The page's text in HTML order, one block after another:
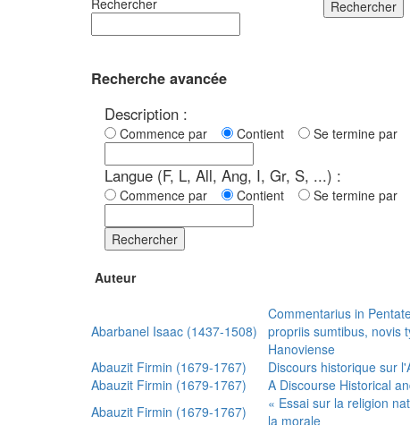
Rechercher
Recherche avancée
Description :
Commence par Contient Se termine par
Langue (F, L, All, Ang, I, Gr, S, ...) :
Commence par Contient Se termine par
Rechercher
Auteur
Abarbanel Isaac (1437-1508)
Commentarius in
propriis sumtibus, novis
Hanoviense
Abauzit Firmin (1679-1767)
Discours historique sur
Abauzit Firmin (1679-1767)
A Discourse Historical
Abauzit Firmin (1679-1767)
« Essai sur la religion
la morale